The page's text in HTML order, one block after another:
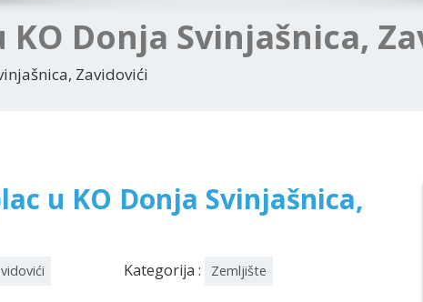
Donja Svinjašnica,
Zavidovići
u KO Donja Svinjašnica,
Kategorija : Zemljište